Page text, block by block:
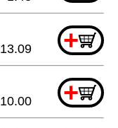
+
13.09
+
10.00